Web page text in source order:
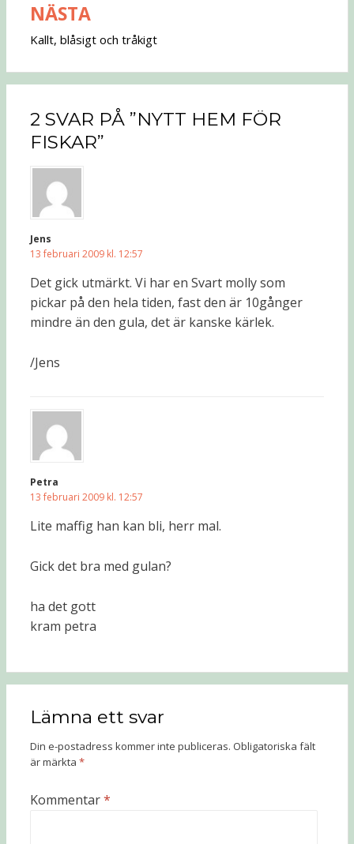
NÄSTA
Kallt, blåsigt och tråkigt
2 SVAR PÅ ”NYTT HEM FÖR
FISKAR”
Jens
13 februari 2009 kl. 12:57
Det gick utmärkt. Vi har en Svart molly som
pickar på den hela tiden, fast den är 10gånger
mindre än den gula, det är kanske kärlek.
/Jens
Petra
13 februari 2009 kl. 12:57
Lite maffig han kan bli, herr mal.
Gick det bra med gulan?
ha det gott
kram petra
Lämna ett svar
Din e-postadress kommer inte publiceras. Obligatoriska fält
är märkta *
Kommentar*